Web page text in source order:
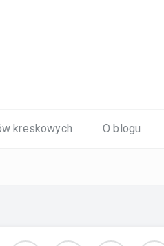
kreskowych O blogu